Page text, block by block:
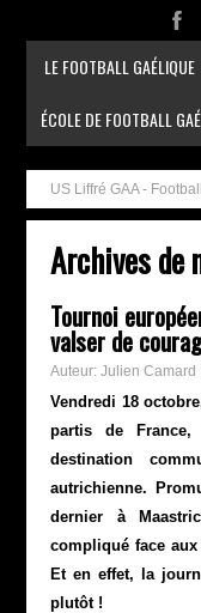
LE FOOTBALL GAÉLIQUE
ÉCOLE DE FOOTBALL
US Liffré GAA -
Archives de
Tournoi
valser de
Auteur:Julien Camard
Vendredi 18
partis de France,
destination
autrichienne.
dernier à
compliqué face
Et en effet, la
plutôt !